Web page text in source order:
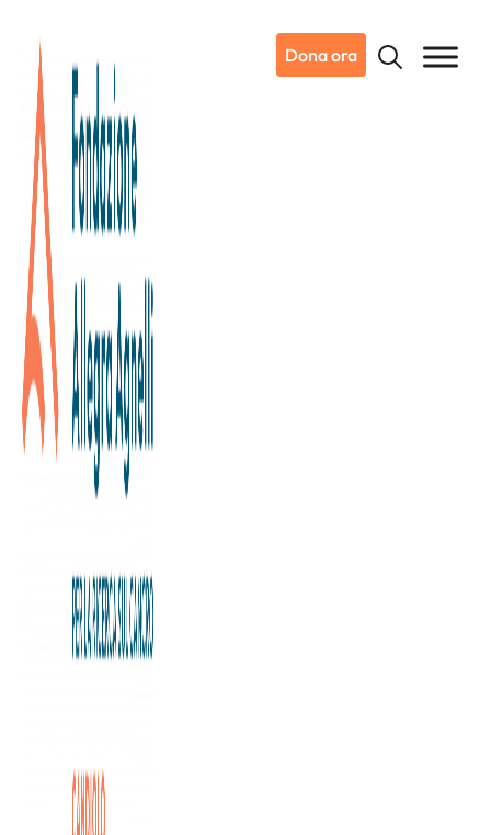
Dona ora
19/09/2016
Pro Am della speranza 2016
PRO AM DELLA SPERANZA 2016
La Pro Am della Speranza è una manifestazione benefica
che tramite il connubio di golf e solidarietà ha come
obiettivo primario la raccolta fondi per la Fondazione
hanno superato i 2 milioni di euro.
Un nuovo traguardo: i fondi raccolti con la Pro Am della
Speranza 2016 saranno finalizzati allacquisto di un sistema
composte da un professionista e tre dilettanti. La Pro Am
della Speranza 2016 sarà unedizione unica dedicata ai 30
anni della Fondazione Allegra Agnelli per la Ricerca sul